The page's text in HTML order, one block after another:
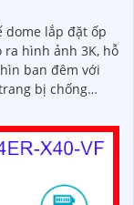
dome lắp đặt ốp
hình ảnh 3K, hỗ
ban đêm với
bị chống